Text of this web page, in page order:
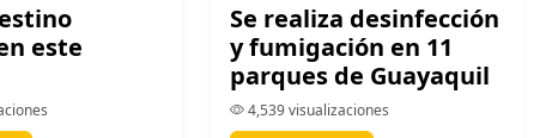
este
Se realiza desinfección
y fumigación en 11
parques de Guayaquil
4,539 visualizaciones